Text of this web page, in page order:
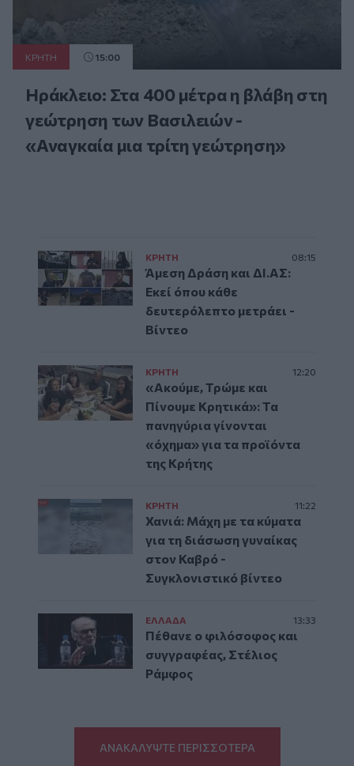
ΚΡΗΤΗ 15:00
Ηράκλειο: Στα 400 μέτρα η βλάβη στη
γεώτρηση των Βασιλειών -
«Αναγκαία μια τρίτη γεώτρηση»
ΚΡΗΤΗ 08:15
Άμεση Δράση και ΔΙ.ΑΣ:
Εκεί όπου κάθε
δευτερόλεπτο μετράει -
Βίντεο
ΚΡΗΤΗ 12:20
«Ακούμε, Τρώμε και
Πίνουμε Κρητικά»: Τα
πανηγύρια γίνονται
«όχημα» για τα προϊόντα
της Κρήτης
ΚΡΗΤΗ 11:22
Χανιά: Μάχη με τα κύματα
για τη διάσωση γυναίκας
στον Καβρό -
Συγκλονιστικό βίντεο
ΕΛΛAΔΑ 13:33
Πέθανε ο φιλόσοφος και
συγγραφέας, Στέλιος
Ράμφος
ΑΝΑΚΑΛΥΨΤΕ ΠΕΡΙΣΣΟΤΕΡΑ